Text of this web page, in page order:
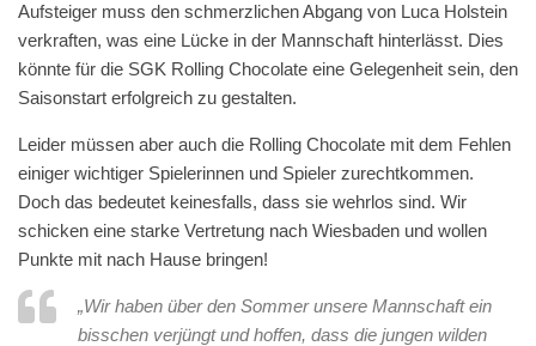
Aufsteiger muss den schmerzlichen Abgang von Luca Holstein
verkraften, was eine Lücke in der Mannschaft hinterlässt. Dies
könnte für die SGK Rolling Chocolate eine Gelegenheit sein, den
Saisonstart erfolgreich zu gestalten.
Leider müssen aber auch die Rolling Chocolate mit dem Fehlen
einiger wichtiger Spielerinnen und Spieler zurechtkommen.
Doch das bedeutet keinesfalls, dass sie wehrlos sind. Wir
schicken eine starke Vertretung nach Wiesbaden und wollen
Punkte mit nach Hause bringen!
„Wir haben über den Sommer unsere Mannschaft ein
bisschen verjüngt und hoffen, dass die jungen wilden